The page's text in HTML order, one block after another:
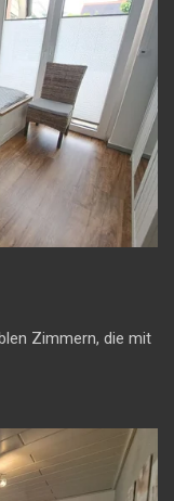
Zimmern, die mit